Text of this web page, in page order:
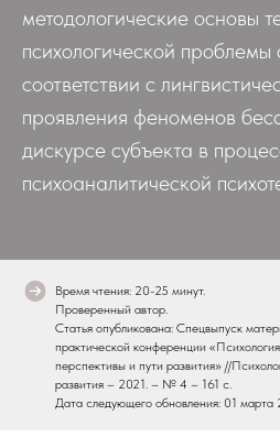
методологические основы
психологической проблемы
соответствии с
проявления феноменов
дискурсе субъекта в
психоаналитической
Время чтения: 20-25 минут.
Проверенный автор.
Статья опубликована: Спецвыпуск
практической конференции
перспективы и пути развития» //
развития – 2021. – № 4 – 161 с.
Дата следующего обновления: 01 марта